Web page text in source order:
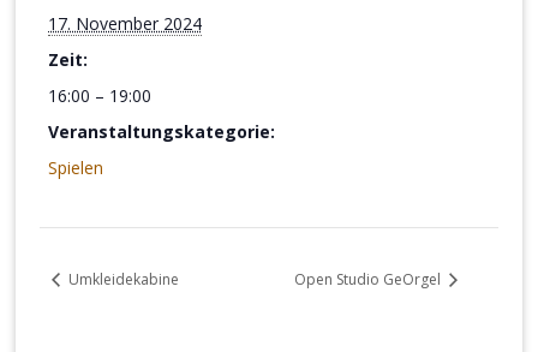
17. November 2024
Zeit:
16:00 – 19:00
Veranstaltungskategorie:
Spielen
Umkleidekabine Open Studio GeOrgel